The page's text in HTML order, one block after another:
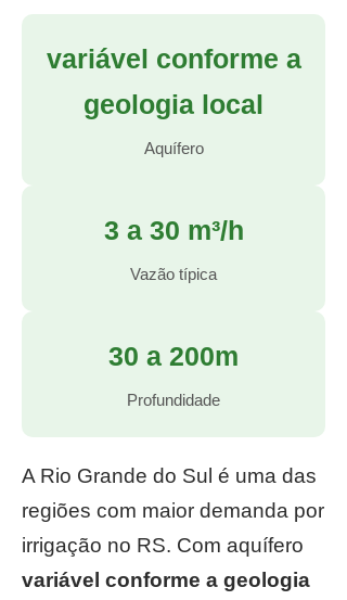
variável conforme a
geologia local
Aquífero
3 a 30 m³/h
Vazão típica
30 a 200m
Profundidade
A Rio Grande do Sul é uma das
regiões com maior demanda por
irrigação no RS. Com aquífero
variável conforme a geologia